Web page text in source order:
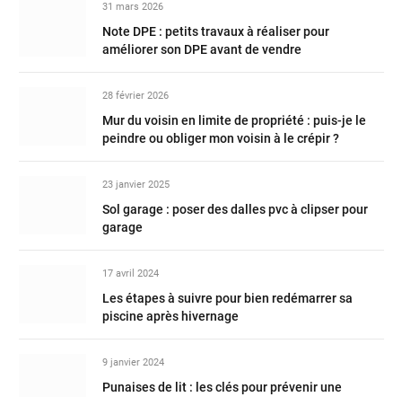
31 mars 2026
Note DPE : petits travaux à réaliser pour
améliorer son DPE avant de vendre
28 février 2026
Mur du voisin en limite de propriété : puis-je le
peindre ou obliger mon voisin à le crépir ?
23 janvier 2025
Sol garage : poser des dalles pvc à clipser pour
garage
17 avril 2024
Les étapes à suivre pour bien redémarrer sa
piscine après hivernage
9 janvier 2024
Punaises de lit : les clés pour prévenir une